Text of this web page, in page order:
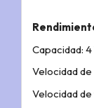
Capacidad: 4
Velocidad
Velocidad